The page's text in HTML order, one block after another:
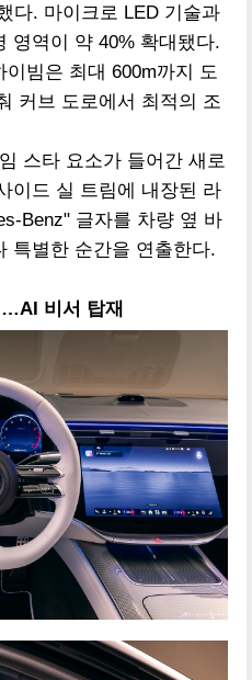
다. 마이크로 LED 기술과
영역이 약 40% 확대됐다.
빔은 최대 600m까지 도
커브 도로에서 최적의 조
스타 요소가 들어간 새로
이드 실 트림에 내장된 라
Benz" 글자를 차량 옆 바
특별한 순간을 연출한다.
…AI 비서 탑재